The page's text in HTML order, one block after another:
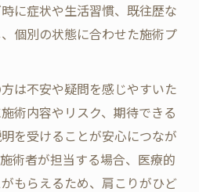
に症状や生活習慣、既往歴な
個別の状態に合わせた施術プ
は不安や疑問を感じやすいた
術内容やリスク、期待できる
を受けることが安心につなが
術者が担当する場合、医療的
もらえるため、肩こりがひど